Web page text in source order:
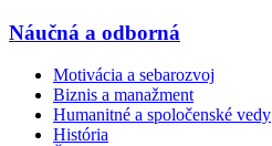
Náučná a odborná
Motivácia a sebarozvoj
Biznis a manažment
Humanitné a spoločenské vedy
História